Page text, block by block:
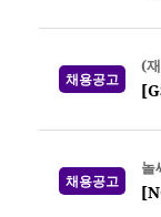
채용공고
(
채용공고
놀